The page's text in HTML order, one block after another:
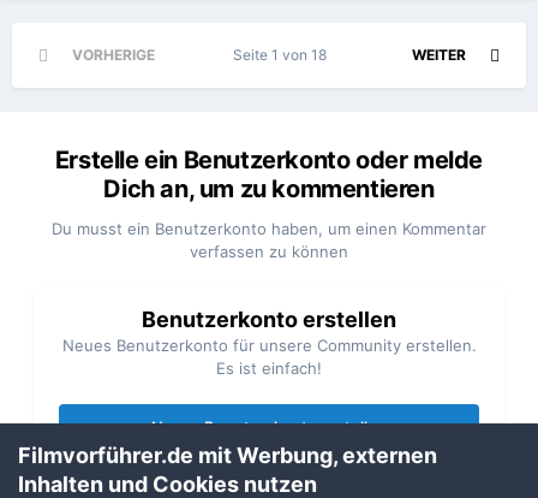
VORHERIGE WEITER
Seite 1 von 18
Erstelle ein Benutzerkonto oder melde
Dich an, um zu kommentieren
Du musst ein Benutzerkonto haben, um einen Kommentar
verfassen zu können
Benutzerkonto erstellen
Neues Benutzerkonto für unsere Community erstellen.
Es ist einfach!
Neues Benutzerkonto erstellen
Filmvorführer.de mit Werbung, externen
Inhalten und Cookies nutzen